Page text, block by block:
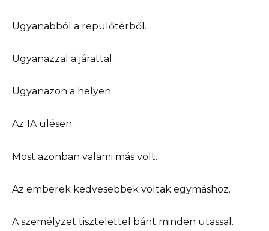
Ugyanabból a repülőtérből.
Ugyanazzal a járattal.
Ugyanazon a helyen.
Az 1A ülésen.
Most azonban valami más volt.
Az emberek kedvesebbek voltak egymáshoz.
A személyzet tisztelettel bánt minden utassal.